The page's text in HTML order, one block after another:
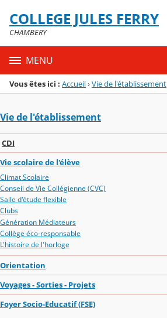
Menu de la rubrique
Contenu
COLLEGE JULES FERRY
CHAMBERY
MENU
Vous êtes ici : Accueil›Vie de l'établissement
Vie de l'établissement
CDI
Vie scolaire de l'élève
Climat Scolaire
Conseil de Vie Collégienne (CVC)
Salle d'étude flexible
Clubs
Génération Médiateurs
Collège éco-responsable
L'histoire de l'horloge
Orientation
Voyages - Sorties - Projets
Foyer Socio-Educatif (FSE)